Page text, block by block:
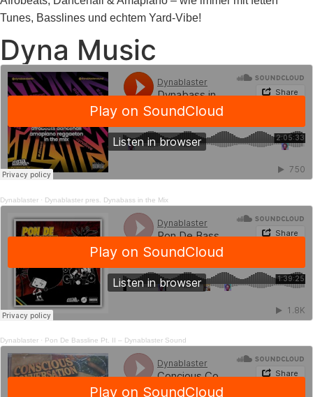
Tunes, Basslines und echtem Yard-Vibe!
Dyna Music
Dynablaster · Dynablaster pres. Dynabass in the Mix
Dynablaster · Pon De Bassline Pt. II – Dynablaster Sound